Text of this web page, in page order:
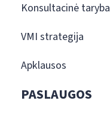
Konsultacinė taryba
VMI strategija
Apklausos
PASLAUGOS